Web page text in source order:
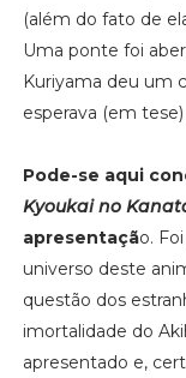
(além do fato de
Uma ponte foi
Kuriyama deu um
esperava (em
Pode-se aqui
Kyoukai no
apresentação.
universo deste
questão dos
imortalidade do
apresentado e,